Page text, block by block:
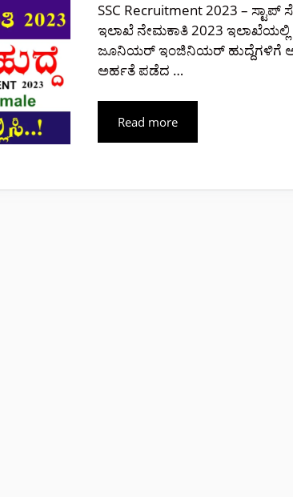
SSC Recruitment 2023 –
ಇಲಾಖೆ ನೇಮಕಾತಿ 2023 ಇಲಾಖೆಯಲ್ಲಿ
ಜೂನಿಯರ್ ಇಂಜಿನಿಯರ್ ಹುದ್ದೆಗಳಿಗೆ
ಅರ್ಹತೆ ಪಡೆದ …
Read more